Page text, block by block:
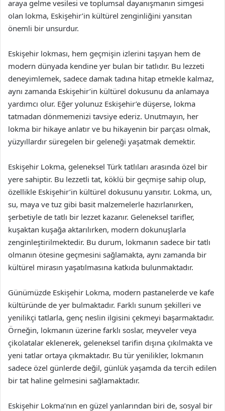
araya gelme vesilesi ve toplumsal dayanışmanın simgesi
olan lokma, Eskişehir’in kültürel zenginliğini yansıtan
önemli bir unsurdur.
Eskişehir lokması, hem geçmişin izlerini taşıyan hem de
modern dünyada kendine yer bulan bir tatlıdır. Bu lezzeti
deneyimlemek, sadece damak tadına hitap etmekle kalmaz,
aynı zamanda Eskişehir’in kültürel dokusunu da anlamaya
yardımcı olur. Eğer yolunuz Eskişehir’e düşerse, lokma
tatmadan dönmemenizi tavsiye ederiz. Unutmayın, her
lokma bir hikaye anlatır ve bu hikayenin bir parçası olmak,
yüzyıllardır süregelen bir geleneği yaşatmak demektir.
Eskişehir Lokma, geleneksel Türk tatlıları arasında özel bir
yere sahiptir. Bu lezzetli tat, köklü bir geçmişe sahip olup,
özellikle Eskişehir’in kültürel dokusunu yansıtır. Lokma, un,
su, maya ve tuz gibi basit malzemelerle hazırlanırken,
şerbetiyle de tatlı bir lezzet kazanır. Geleneksel tarifler,
kuşaktan kuşağa aktarılırken, modern dokunuşlarla
zenginleştirilmektedir. Bu durum, lokmanın sadece bir tatlı
olmanın ötesine geçmesini sağlamakta, aynı zamanda bir
kültürel mirasın yaşatılmasına katkıda bulunmaktadır.
Günümüzde Eskişehir Lokma, modern pastanelerde ve kafe
kültüründe de yer bulmaktadır. Farklı sunum şekilleri ve
yenilikçi tatlarla, genç neslin ilgisini çekmeyi başarmaktadır.
Örneğin, lokmanın üzerine farklı soslar, meyveler veya
çikolatalar eklenerek, geleneksel tarifin dışına çıkılmakta ve
yeni tatlar ortaya çıkmaktadır. Bu tür yenilikler, lokmanın
sadece özel günlerde değil, günlük yaşamda da tercih edilen
bir tat haline gelmesini sağlamaktadır.
Eskişehir Lokma’nın en güzel yanlarından biri de, sosyal bir